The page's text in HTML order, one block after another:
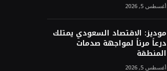
أغسطس 5, 2026
موديز: الاقتصاد السعودي يمتلك
درعاً مرناً لمواجهة صدمات
المنطقة
أغسطس 5, 2026